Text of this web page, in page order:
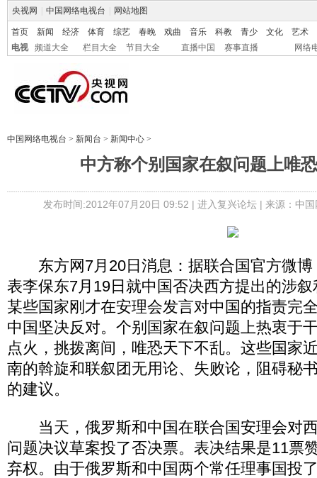
央视网 中国网络电视台 网站地图
首页 新闻 经济 体育 综艺 春晚 戏曲 音乐 科教 青少 文化
艺术
电视
频道大全 栏目大全 节目大全 直播中国 赛事直播 网络
中国网络电视台 > 新闻台 > 新闻中心 >
中方称个别国家在叙问题上唯
发布时间:2012年07月20日 09:52 | 进入复兴论坛| 来源：中
东方网7月20日消息：据联合国官方微博
表李保东7月19日就中国否决西方提出的涉
某些国家刚才在安理会发言对中国的指责完
中国坚决反对。个别国家在叙问题上热衷于
点火，挑拨离间，唯恐天下不乱。这些国家
南的斡旋和联叙团无用论、失败论，阻碍秘
的建议。
当天，俄罗斯和中国在联合国安理会对
问题决议草案投了否决票。表决结果是11票
弃权。由于俄罗斯和中国两个常任理事国投